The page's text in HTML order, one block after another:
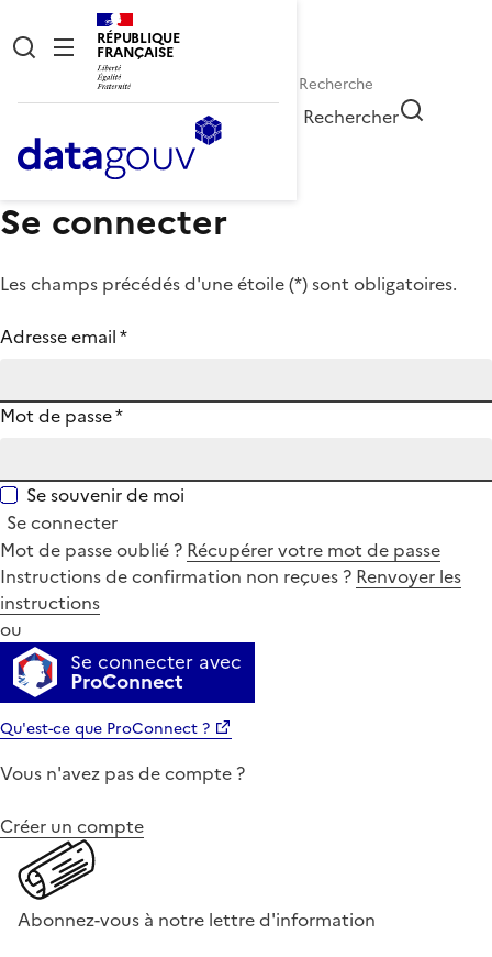
RÉPUBLIQUE
FRANÇAISE
Rechercher
Se connecter
Les champs précédés d'une étoile (*) sont obligatoires.
Adresse email*
Mot de passe*
Se souvenir de moi
Se connecter
Mot de passe oublié ? Récupérer votre mot de passe
Instructions de confirmation non reçues ? Renvoyer les
instructions
ou
Se connecter avec
ProConnect
Qu'est-ce que ProConnect ?
Vous n'avez pas de compte ?
Créer un compte
Abonnez-vous à notre lettre d'information